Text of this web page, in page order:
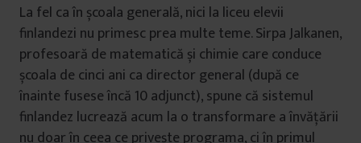
La fel ca în școala generală, nici la liceu elevii
finlandezi nu primesc prea multe teme. Sirpa Jalkanen,
profesoară de matematică și chimie care conduce
școala de cinci ani ca director general (după ce
înainte fusese încă 10 adjunct), spune că sistemul
finlandez lucrează acum la o transformare a învățării
nu doar în ceea ce privește programa, ci în primul